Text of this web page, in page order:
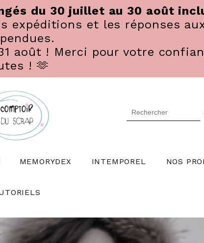
du 30 juillet au 30 août
expéditions et les réponses
août ! Merci pour votre
! 🫶
MEMORYDEX INTEMPOREL NOS